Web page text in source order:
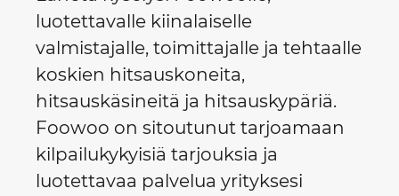
luotettavalle kiinalaiselle
valmistajalle, toimittajalle ja tehtaalle
koskien hitsauskoneita,
hitsauskäsineitä ja hitsauskypäriä.
Foowoo on sitoutunut tarjoamaan
kilpailukykyisiä tarjouksia ja
luotettavaa palvelua yrityksesi